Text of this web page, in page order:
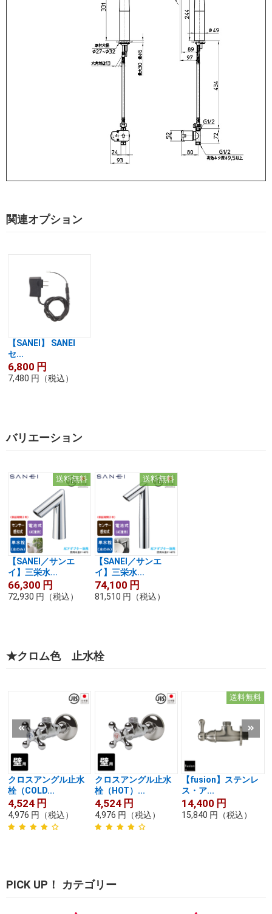
関連オプション
【SANEI】 SANEI
セ...
6,800 円
7,480 円 （税込）
バリエーション
送料無料
【SANEI／サンエ
イ】三栄水...
66,300 円
72,930 円 （税込）
送料無料
【SANEI／サンエ
イ】三栄水...
74,100 円
81,510 円 （税込）
★クロム色 止水栓
クロスアングル止水
栓（COLD...
4,524 円
4,976 円 （税込）
クロスアングル止水
栓（HOT）...
4,524 円
4,976 円 （税込）
送料無料
【fusion】ステンレ
ス・ア...
14,400 円
15,840 円 （税込）
PICK UP！ カテゴリー